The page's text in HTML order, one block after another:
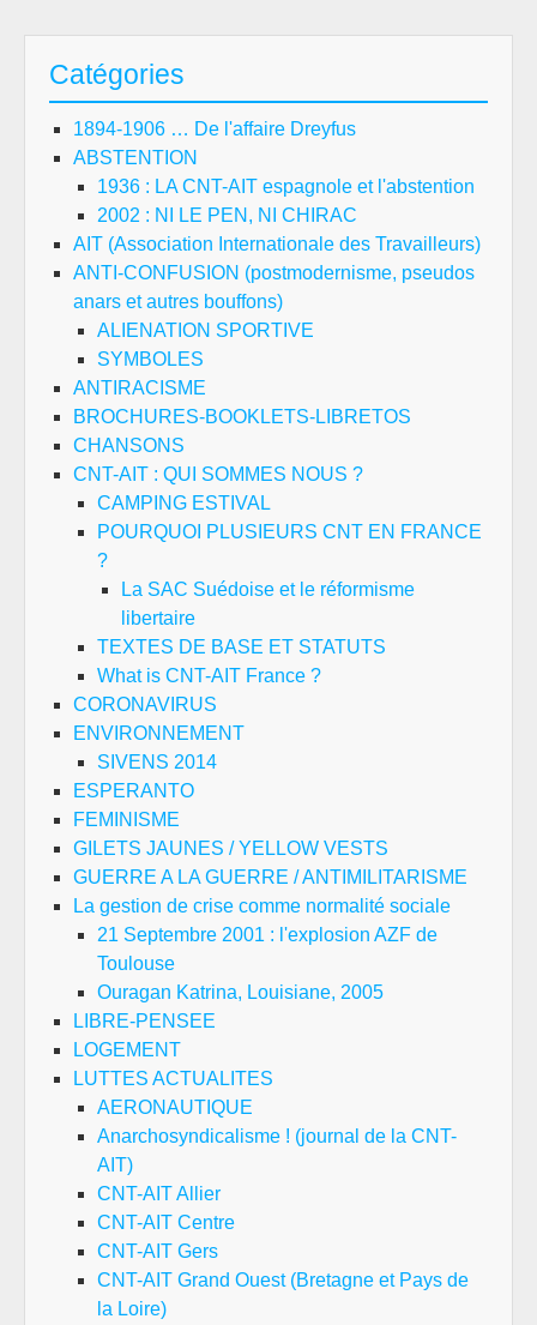
Catégories
1894-1906 … De l'affaire Dreyfus
ABSTENTION
1936 : LA CNT-AIT espagnole et l'abstention
2002 : NI LE PEN, NI CHIRAC
AIT (Association Internationale des Travailleurs)
ANTI-CONFUSION (postmodernisme, pseudos
anars et autres bouffons)
ALIENATION SPORTIVE
SYMBOLES
ANTIRACISME
BROCHURES-BOOKLETS-LIBRETOS
CHANSONS
CNT-AIT : QUI SOMMES NOUS ?
CAMPING ESTIVAL
POURQUOI PLUSIEURS CNT EN FRANCE
?
La SAC Suédoise et le réformisme
libertaire
TEXTES DE BASE ET STATUTS
What is CNT-AIT France ?
CORONAVIRUS
ENVIRONNEMENT
SIVENS 2014
ESPERANTO
FEMINISME
GILETS JAUNES / YELLOW VESTS
GUERRE A LA GUERRE / ANTIMILITARISME
La gestion de crise comme normalité sociale
21 Septembre 2001 : l'explosion AZF de
Toulouse
Ouragan Katrina, Louisiane, 2005
LIBRE-PENSEE
LOGEMENT
LUTTES ACTUALITES
AERONAUTIQUE
Anarchosyndicalisme ! (journal de la CNT-
AIT)
CNT-AIT Allier
CNT-AIT Centre
CNT-AIT Gers
CNT-AIT Grand Ouest (Bretagne et Pays de
la Loire)